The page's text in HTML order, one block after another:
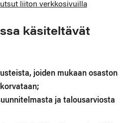
liiton verkkosivuilla
käsiteltävät
joiden mukaan osaston
ja talousarviosta